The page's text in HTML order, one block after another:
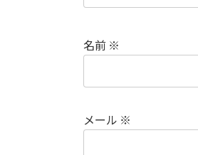
名前 ※
メール ※